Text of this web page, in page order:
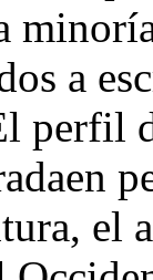
a
perfil
el